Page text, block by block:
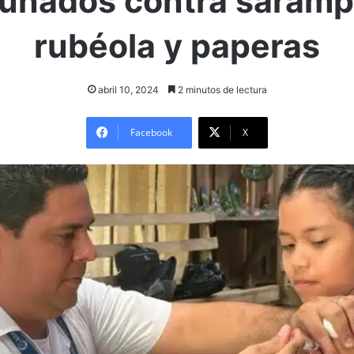
rubéola y paperas
abril 10, 2024 2 minutos de lectura
Facebook X